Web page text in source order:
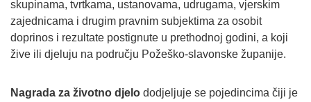
skupinama, tvrtkama, ustanovama, udrugama, vjerskim
zajednicama i drugim pravnim subjektima za osobit
doprinos i rezultate postignute u prethodnoj godini, a koji
žive ili djeluju na području Požeško-slavonske županije.
Nagrada za životno djelo dodjeljuje se pojedincima čiji je